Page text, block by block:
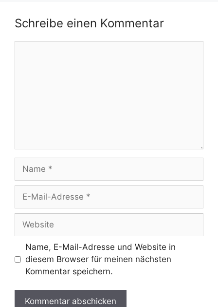
Schreibe einen Kommentar
Mail-
Adresse
Name, E-Mail-Adresse und Website in
diesem Browser für meinen nächsten
Kommentar speichern.